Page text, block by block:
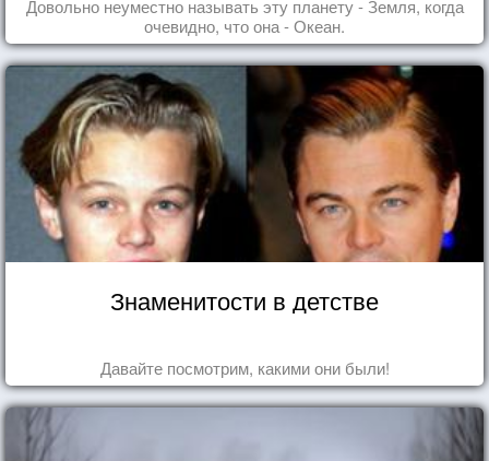
Довольно неуместно называть эту планету - Земля, когда
очевидно, что она - Океан.
Знаменитости в детстве
Давайте посмотрим, какими они были!